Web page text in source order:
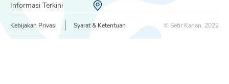
Informasi Terkini
Kebijakan Privasi Syarat & Ketentuan © Setir Kanan, 2022